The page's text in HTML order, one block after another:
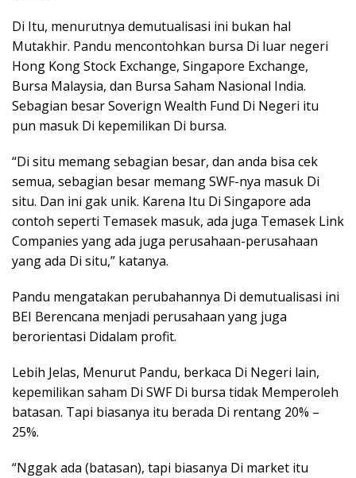
Di Itu, menurutnya demutualisasi ini bukan hal
Mutakhir. Pandu mencontohkan bursa Di luar negeri
Hong Kong Stock Exchange, Singapore Exchange,
Bursa Malaysia, dan Bursa Saham Nasional India.
Sebagian besar Soverign Wealth Fund Di Negeri itu
pun masuk Di kepemilikan Di bursa.
“Di situ memang sebagian besar, dan anda bisa cek
semua, sebagian besar memang SWF-nya masuk Di
situ. Dan ini gak unik. Karena Itu Di Singapore ada
contoh seperti Temasek masuk, ada juga Temasek Link
Companies yang ada juga perusahaan-perusahaan
yang ada Di situ,” katanya.
Pandu mengatakan perubahannya Di demutualisasi ini
BEI Berencana menjadi perusahaan yang juga
berorientasi Didalam profit.
Lebih Jelas, Menurut Pandu, berkaca Di Negeri lain,
kepemilikan saham Di SWF Di bursa tidak Memperoleh
batasan. Tapi biasanya itu berada Di rentang 20% –
25%.
“Nggak ada (batasan), tapi biasanya Di market itu